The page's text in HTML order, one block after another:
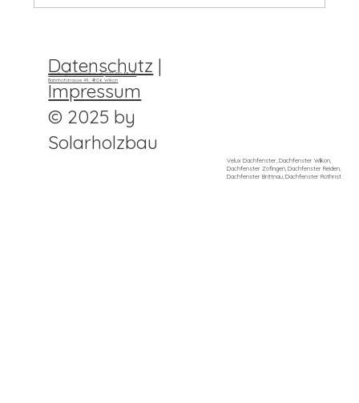
krasse Investition getätigt.
sandro@solarholzbau.ch 077 410 98 49
Bahnhofstrasse 49, 4806 Wikon
Datenschutz |
Impressum
© 2025 by
Solarholzbau
Velux Dachfenster, Dachfenster Wikon,
Dachfenster Zofingen, Dachfenster Reiden,
Dachfenster Brittnau, Dachfenster Rothrist